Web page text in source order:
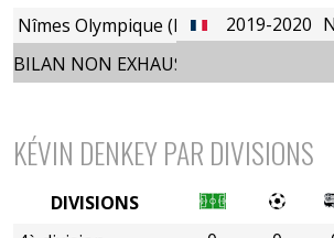
2019-2020
Nîmes Olympique (B)
BILAN NON EXHAUSTIF
KÉVIN DENKEY PAR DIVISIONS
DIVISIONS